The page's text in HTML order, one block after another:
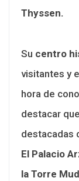
Thyssen.
Su centro
visitantes y
hora de
destacar
destacadas
El Palacio
la Torre